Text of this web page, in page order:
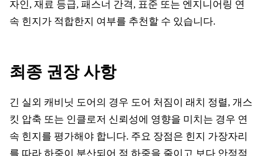
자인, 재료 등급, 패스너 간격, 표준 또는 엔지니어링 연
속 힌지가 적합한지 여부를 추천할 수 있습니다.
최종 권장 사항
긴 실외 캐비닛 도어의 경우 도어 처짐이 래치 정렬, 개스
킷 압축 또는 인클로저 신뢰성에 영향을 미치는 경우 연
속 힌지를 평가해야 합니다. 주요 장점은 힌지 가장자리
를 따라 하중이 분산되어 점 하중을 줄이고 보다 안정적